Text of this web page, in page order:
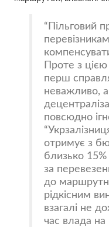
Пільговий
Проте з
перш
неважливо, а
повсюдно
отримує з
близько 15%
за
до
рідкісним
взагалі не
час влада на